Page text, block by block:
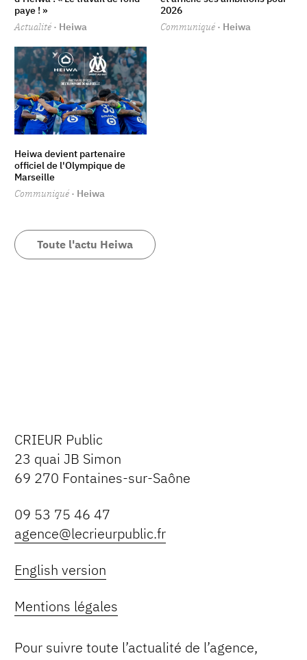
paye ! »
Actualité · Heiwa
2026
Communiqué · Heiwa
Heiwa devient partenaire
officiel de l'Olympique de
Marseille
Communiqué · Heiwa
Toute l'actu Heiwa
CRIEUR Public
23 quai JB Simon
69 270 Fontaines-sur-Saône
09 53 75 46 47
agence@lecrieurpublic.fr
English version
Mentions légales
Pour suivre toute l’actualité de l’agence,